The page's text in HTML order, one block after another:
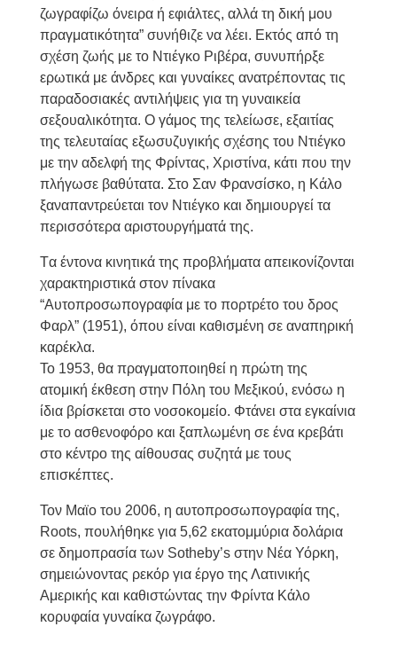
ζωγραφίζω όνειρα ή εφιάλτες, αλλά τη δική μου
πραγματικότητα” συνήθιζε να λέει. Εκτός από τη
σχέση ζωής με το Ντιέγκο Ριβέρα, συνυπήρξε
ερωτικά με άνδρες και γυναίκες ανατρέποντας τις
παραδοσιακές αντιλήψεις για τη γυναικεία
σεξουαλικότητα. Ο γάμος της τελείωσε, εξαιτίας
της τελευταίας εξωσυζυγικής σχέσης του Ντιέγκο
με την αδελφή της Φρίντας, Χριστίνα, κάτι που την
πλήγωσε βαθύτατα. Στο Σαν Φρανσίσκο, η Κάλο
ξαναπαντρεύεται τον Ντιέγκο και δημιουργεί τα
περισσότερα αριστουργήματά της.
Tα έντονα κινητικά της προβλήματα απεικονίζονται
χαρακτηριστικά στον πίνακα
“Αυτοπροσωπογραφία με το πορτρέτο του δρος
Φαρλ” (1951), όπου είναι καθισμένη σε αναπηρική
καρέκλα.
Το 1953, θα πραγματοποιηθεί η πρώτη της
ατομική έκθεση στην Πόλη του Μεξικού, ενόσω η
ίδια βρίσκεται στο νοσοκομείο. Φτάνει στα εγκαίνια
με το ασθενοφόρο και ξαπλωμένη σε ένα κρεβάτι
στο κέντρο της αίθουσας συζητά με τους
επισκέπτες.
Τον Μαϊο του 2006, η αυτοπροσωπογραφία της,
Roots, πουλήθηκε για 5,62 εκατομμύρια δολάρια
σε δημοπρασία των Sotheby’s στην Νέα Υόρκη,
σημειώνοντας ρεκόρ για έργο της Λατινικής
Αμερικής και καθιστώντας την Φρίντα Κάλο
κορυφαία γυναίκα ζωγράφο.